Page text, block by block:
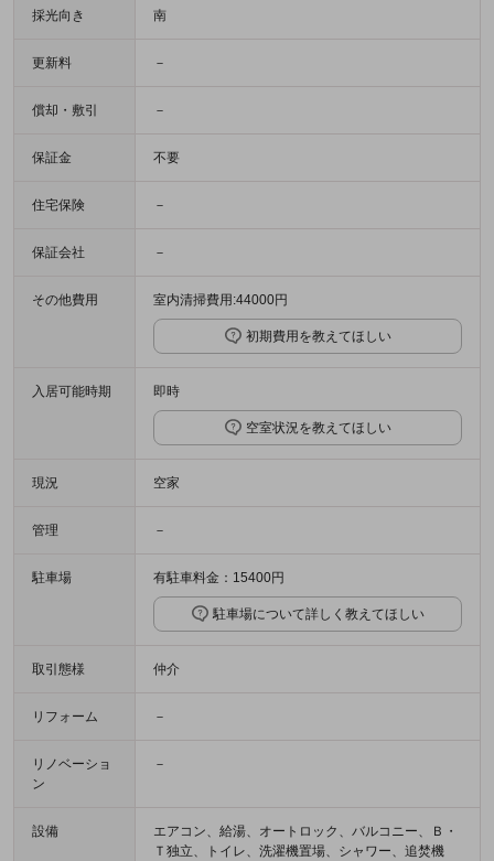
採光向き 南
更新料 －
償却・敷引 －
保証金 不要
住宅保険 －
保証会社 －
その他費用 室内清掃費用:44000円
初期費用を教えてほしい
入居可能時期 即時
空室状況を教えてほしい
現況 空家
管理 －
駐車場 有駐車料金：15400円
駐車場について詳しく教えてほしい
取引態様 仲介
リフォーム －
リノベーショ
ン
－
設備
エアコン、給湯、オートロック、バルコニー、Ｂ・
Ｔ独立、トイレ、洗濯機置場、シャワー、追焚機